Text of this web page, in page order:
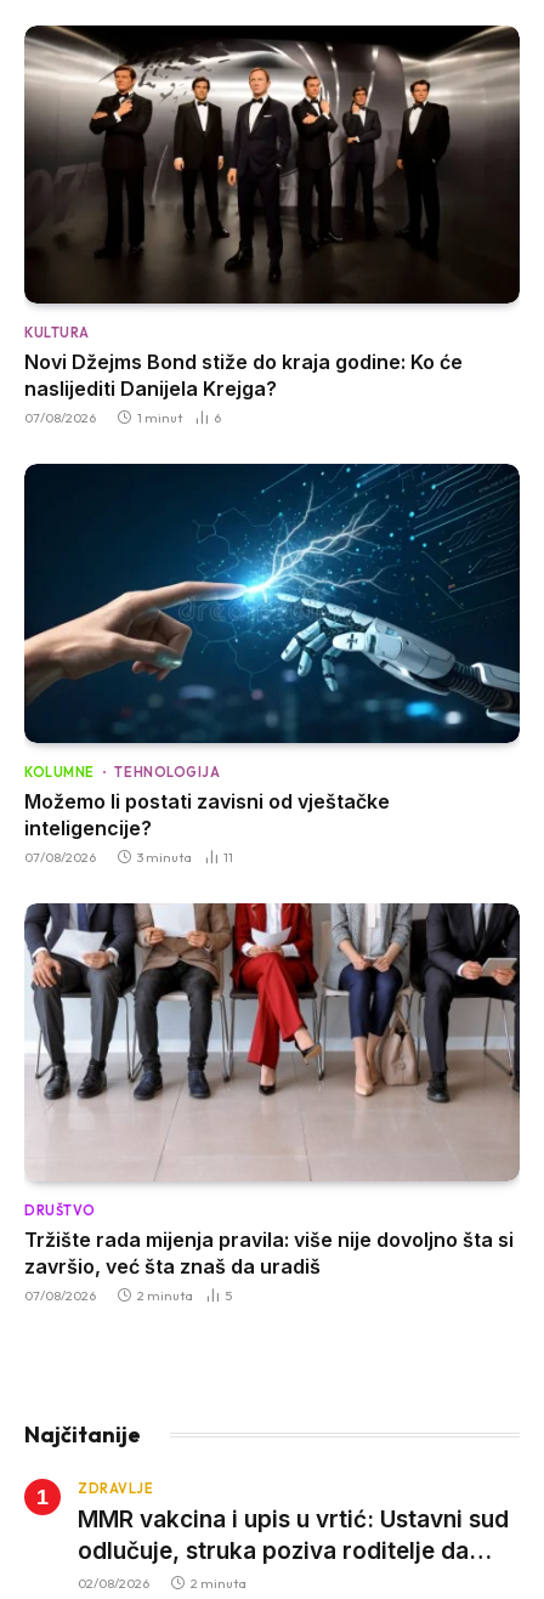
KULTURA
Novi Džejms Bond stiže do kraja godine: Ko će
naslijediti Danijela Krejga?
07/08/2026 1 minut 6
KOLUMNE TEHNOLOGIJA
Možemo li postati zavisni od vještačke
inteligencije?
07/08/2026 3 minuta 11
DRUŠTVO
Tržište rada mijenja pravila: više nije dovoljno šta si
završio, već šta znaš da uradiš
07/08/2026 2 minuta 5
Najčitanije
ZDRAVLJE
MMR vakcina i upis u vrtić: Ustavni sud
odlučuje, struka poziva roditelje da
vjeruju nauci
02/08/2026 2 minuta